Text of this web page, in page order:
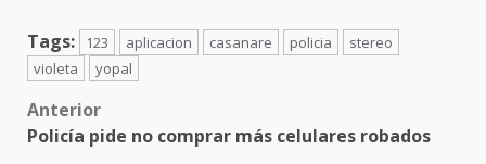
Tags: 123 aplicacion casanare policia
stereo
violeta
yopal
Post
navigation
Anterior
Policía pide no comprar más celulares robados